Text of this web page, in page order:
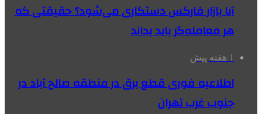
آیا بازار فارکس دستکاری می‌شود؟ حقیقتی که
هر معامله‌گر باید بداند
1 هفته پیش
اطلاعیه فوری قطع برق در منطقه صالح آباد در
جنوب غرب تهران